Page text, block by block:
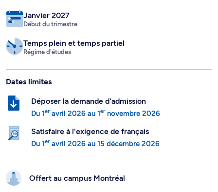
Janvier 2027
Début du trimestre
Temps plein et temps partiel
Régime d'études
Dates limites
Déposer la demande d'admission
Du 1er avril 2026 au 1er novembre 2026
Satisfaire à l'exigence de français
Du 1er avril 2026 au 15 décembre 2026
Offert au campus Montréal